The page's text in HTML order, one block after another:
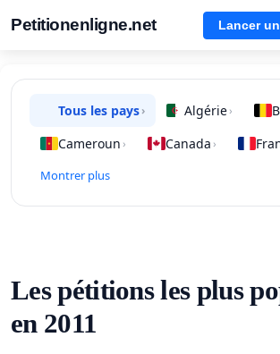
Petitionenligne.net Lancer
Tous les pays› Algérie›
Cameroun › Canada ›
Montrer plus
Les pétitions les plus
en 2011